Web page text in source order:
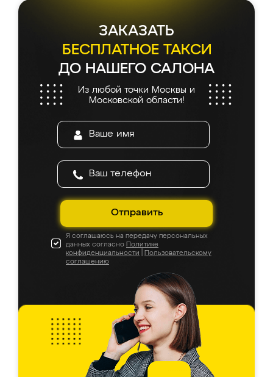
ЗАКАЗАТЬ
БЕСПЛАТНОЕ ТАКСИ
ДО НАШЕГО САЛОНА
Из любой точки Москвы и
Московской области!
Отправить
Я соглашаюсь на передачу персональных
данных согласно Политике
конфиденциальности
Пользовательскому
соглашению